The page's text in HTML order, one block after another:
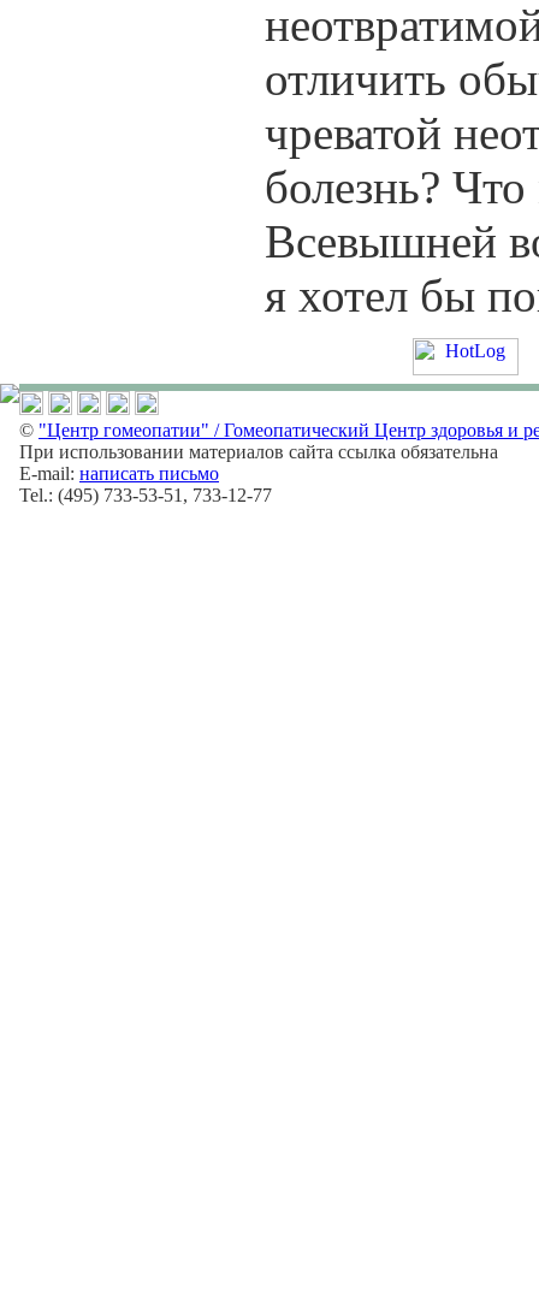
отличить
чреватой
болезнь?
Всевышней
я хотел бы
© "Центр гомеопатии" / Гомеопатический Центр здоровья и
При использовании материалов сайта ссылка обязательна
E-mail: написать письмо
Tel.: (495) 733-53-51, 733-12-77